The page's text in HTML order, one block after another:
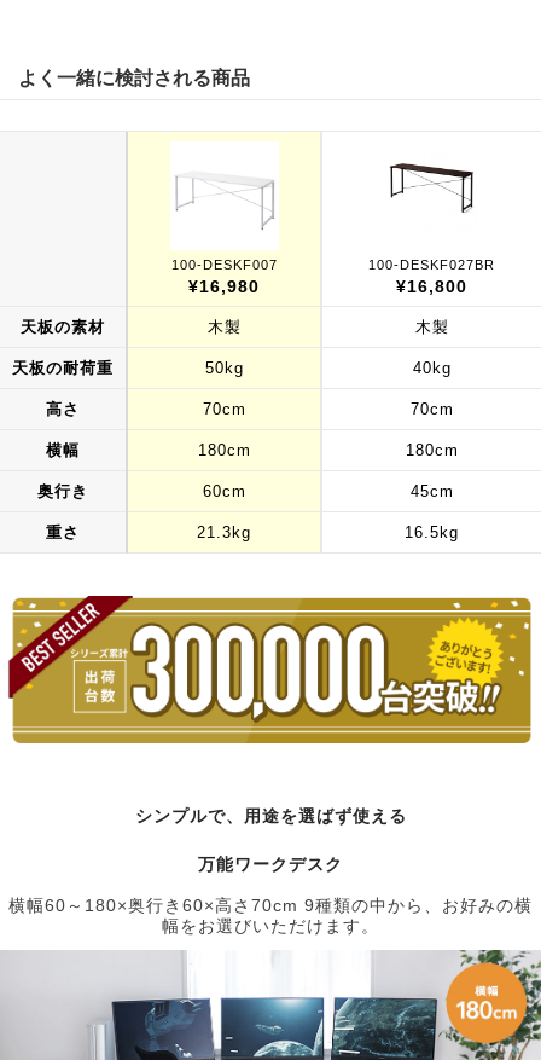
よく一緒に検討される商品
天板の素材
天板の耐荷重
高さ
横幅
奥行き
重さ
100-DESKF007
¥16,980
木製
50kg
70cm
180cm
60cm
21.3kg
100-DESKF027BR
¥16,800
木製
40kg
70cm
180cm
45cm
16.5kg
シンプルで、用途を選ばず使える
万能ワークデスク
横幅60～180×奥行き60×高さ70cm 9種類の中から、お好みの横
幅をお選びいただけます。